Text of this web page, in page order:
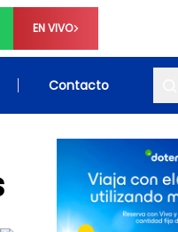
EN VIVO
Contacto